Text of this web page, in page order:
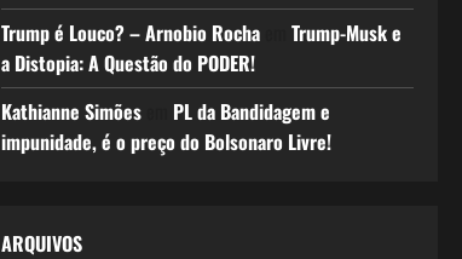
Trump é Louco? – Arnobio Rochaem Trump-Musk e
a Distopia: A Questão do PODER!
Kathianne Simõesem PL da Bandidagem e
impunidade, é o preço do Bolsonaro Livre!
ARQUIVOS